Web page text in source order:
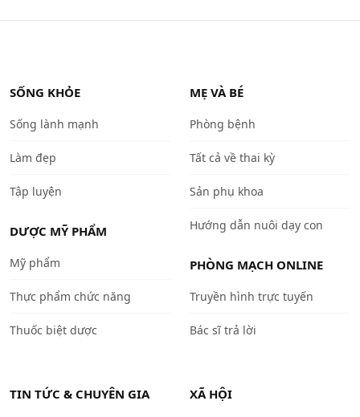
SỐNG KHỎE
Sống lành mạnh
Làm đẹp
Tập luyện
DƯỢC MỸ PHẨM
Mỹ phẩm
Thực phẩm chức năng
Thuốc biệt dược
MẸ VÀ BÉ
Phòng bệnh
Tất cả về thai kỳ
Sản phụ khoa
Hướng dẫn nuôi dạy con
PHÒNG MẠCH ONLINE
Truyền hình trực tuyến
Bác sĩ trả lời
TIN TỨC & CHUYÊN GIA XÃ HỘI